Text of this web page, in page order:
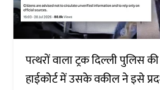
पत्थरों वाला ट्रक दिल्ली पुलिस
हाईकोर्ट में उसके वकील ने इसे